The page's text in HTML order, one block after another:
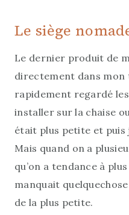
Le siège
Le dernier produit de
directement dans mon
rapidement regardé
installer sur la chaise
était plus petite et puis
Mais quand on a
qu’on a tendance à
manquait
de la plus petite.